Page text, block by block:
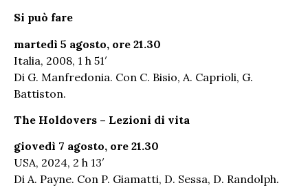
Si può fare
martedì 5 agosto, ore 21.30
Italia, 2008, 1 h 51′
Di G. Manfredonia. Con C. Bisio, A. Caprioli, G.
Battiston.
The Holdovers – Lezioni di vita
giovedì 7 agosto, ore 21.30
USA, 2024, 2 h 13′
Di A. Payne. Con P. Giamatti, D. Sessa, D. Randolph.